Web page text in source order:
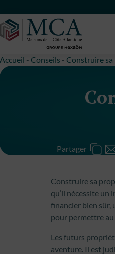
Accueil - Conseils - Construire sa
Partager
Construire sa
qu’il nécessite
financier bien sûr,
pour permettre
Les futurs
aventure. Il est